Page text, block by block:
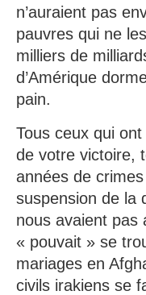
n’auraient pas
pauvres qui ne
milliers de
d’Amérique
pain.
Tous ceux qui
de votre victoire,
années de
suspension de la
nous avaient pas
« pouvait » se
mariages en
civils irakiens se